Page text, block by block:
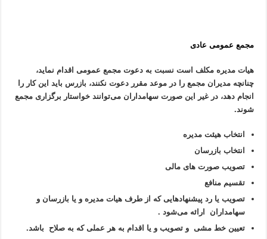
مجمع عمومی عادی
هیات مدیره مکلف است نسبت به دعوت مجمع عمومی اقدام نماید،
چنانچه مدیران مجمع را در موعد مقرر دعوت نکنند، بازرس باید این کار را
انجام دهد، در غیر این صورت سهامداران می‌توانند خواستار برگزاری مجمع
شوند.
انتخاب هیئت مدیره
انتخاب بازرسان
تصویب صورت های مالی
تقسیم منافع
تصویب یا رد پیشنهاد‌هایی که از طرف هیات مدیره و یا بازرسان و
سهامداران ارائه می‌شود .
تعیین خط مشی و تصویب و یا اقدام به هر عملی که به صلاح باشد.